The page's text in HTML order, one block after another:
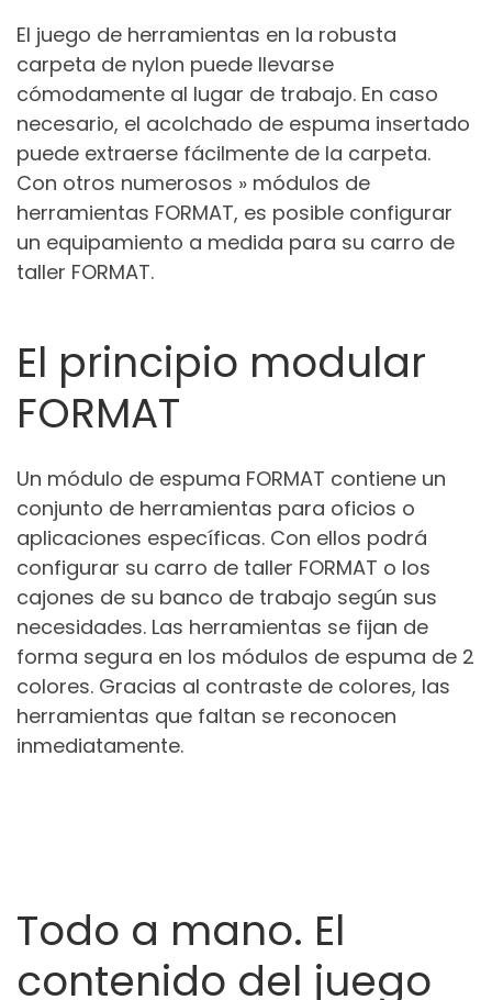
El juego de herramientas en la robusta
carpeta de nylon puede llevarse
cómodamente al lugar de trabajo. En caso
necesario, el acolchado de espuma insertado
puede extraerse fácilmente de la carpeta.
Con otros numerosos » módulos de
herramientas FORMAT, es posible configurar
un equipamiento a medida para su carro de
taller FORMAT.
El principio modular
FORMAT
Un módulo de espuma FORMAT contiene un
conjunto de herramientas para oficios o
aplicaciones específicas. Con ellos podrá
configurar su carro de taller FORMAT o los
cajones de su banco de trabajo según sus
necesidades. Las herramientas se fijan de
forma segura en los módulos de espuma de 2
colores. Gracias al contraste de colores, las
herramientas que faltan se reconocen
inmediatamente.
Todo a mano. El
contenido del juego